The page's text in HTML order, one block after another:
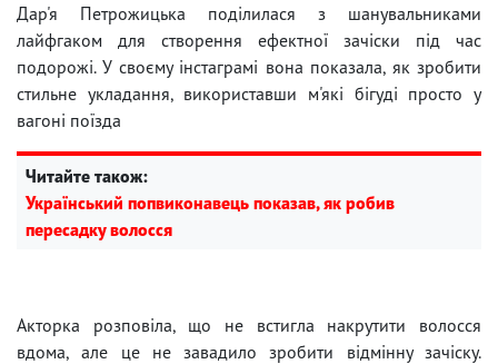
Дар'я Петрожицька поділилася з шанувальниками
лайфгаком для створення ефектної зачіски під час
подорожі. У своєму інстаграмі вона показала, як зробити
стильне укладання, використавши м'які бігуді просто у
вагоні поїзда
Читайте також:
Український попвиконавець показав, як робив
пересадку волосся
Акторка розповіла, що не встигла накрутити волосся
вдома, але це не завадило зробити відмінну зачіску.